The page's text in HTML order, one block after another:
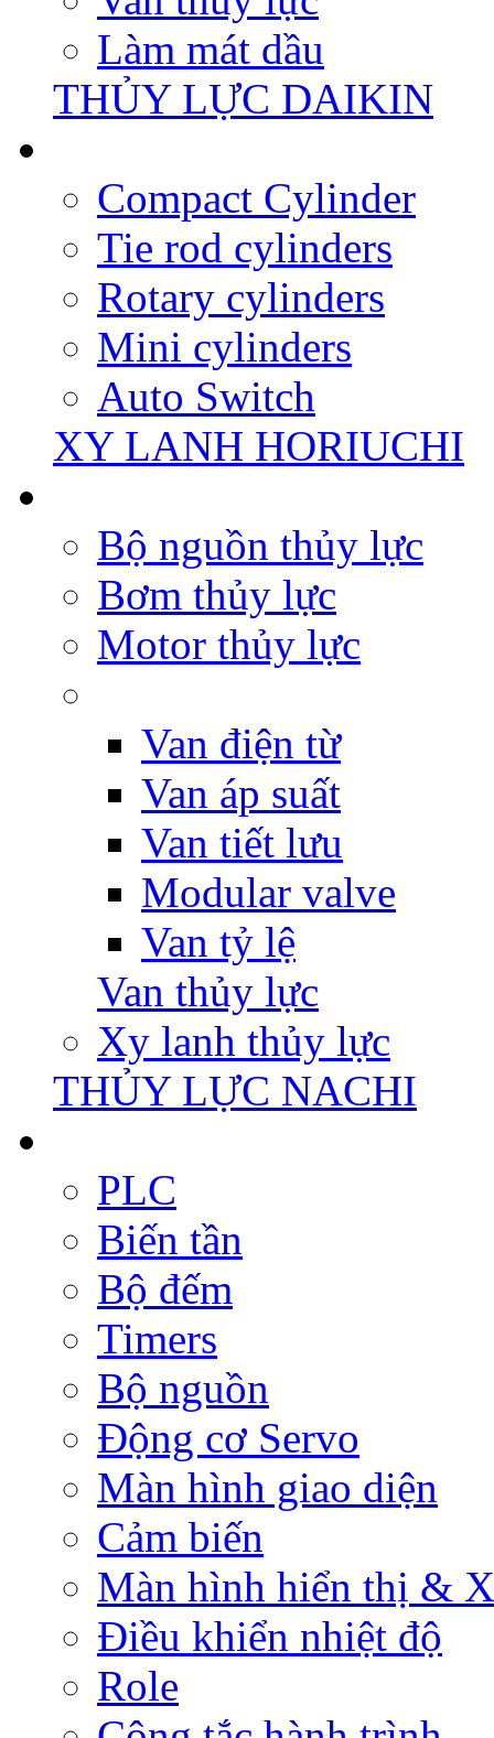
Làm mát dầu
THỦY LỰC DAIKIN
Compact Cylinder
Tie rod cylinders
Rotary cylinders
Mini cylinders
Auto Switch
XY LANH HORIUCHI
Bộ nguồn thủy lực
Bơm thủy lực
Motor thủy lực
Van điện từ
Van áp suất
Van tiết lưu
Modular valve
Van tỷ lệ
Van thủy lực
Xy lanh thủy lực
THỦY LỰC NACHI
PLC
Biến tần
Bộ đếm
Timers
Bộ nguồn
Động cơ Servo
Màn hình giao diện
Cảm biến
Màn hình hiển thị &
Điều khiển nhiệt độ
Role